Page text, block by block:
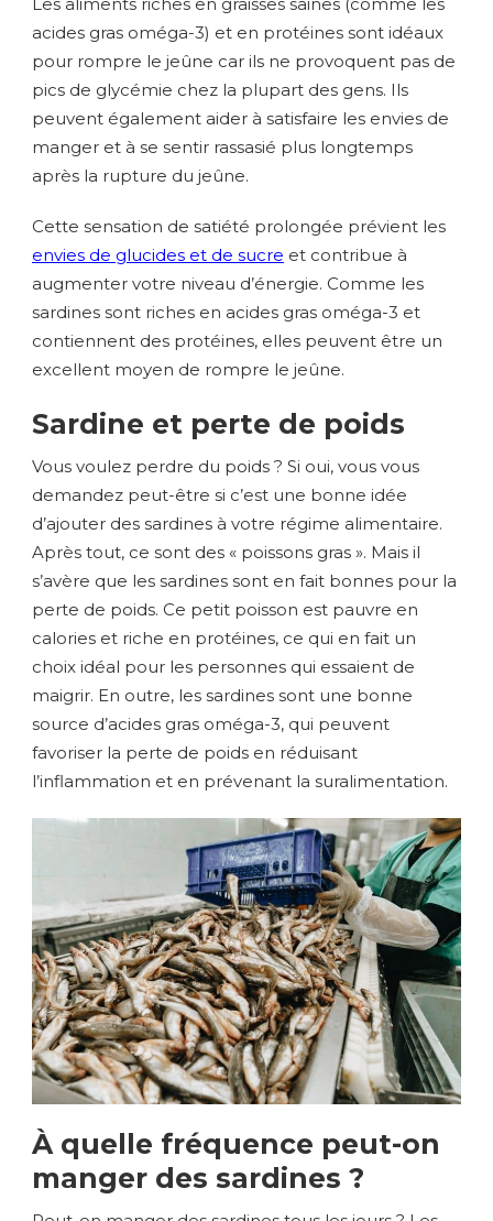
acides gras oméga-3) et en protéines sont idéaux
pour rompre le jeûne car ils ne provoquent pas de
pics de glycémie chez la plupart des gens. Ils
peuvent également aider à satisfaire les envies de
manger et à se sentir rassasié plus longtemps
après la rupture du jeûne.
Cette sensation de satiété prolongée prévient les
envies de glucides et de sucre et contribue à
augmenter votre niveau d’énergie. Comme les
sardines sont riches en acides gras oméga-3 et
contiennent des protéines, elles peuvent être un
excellent moyen de rompre le jeûne.
Sardine et perte de poids
Vous voulez perdre du poids ? Si oui, vous vous
demandez peut-être si c’est une bonne idée
d’ajouter des sardines à votre régime alimentaire.
Après tout, ce sont des « poissons gras ». Mais il
s’avère que les sardines sont en fait bonnes pour la
perte de poids. Ce petit poisson est pauvre en
calories et riche en protéines, ce qui en fait un
choix idéal pour les personnes qui essaient de
maigrir. En outre, les sardines sont une bonne
source d’acides gras oméga-3, qui peuvent
favoriser la perte de poids en réduisant
l’inflammation et en prévenant la suralimentation.
À quelle fréquence peut-on
manger des sardines ?